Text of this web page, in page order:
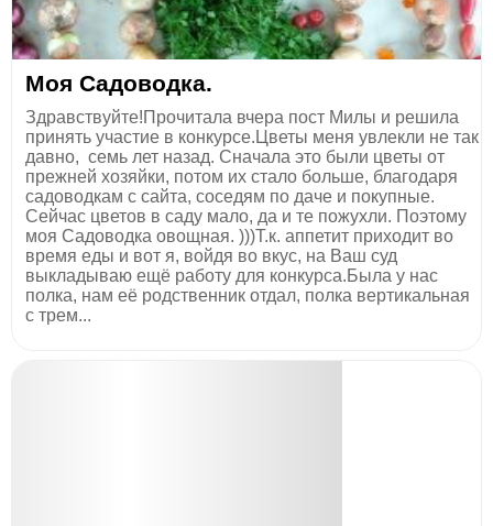
Моя Садоводка.
Здравствуйте!Прочитала вчера пост Милы и решила
принять участие в конкурсе.Цветы меня увлекли не так
давно, семь лет назад. Сначала это были цветы от
прежней хозяйки, потом их стало больше, благодаря
садоводкам с сайта, соседям по даче и покупные.
Сейчас цветов в саду мало, да и те пожухли. Поэтому
моя Садоводка овощная. )))Т.к. аппетит приходит во
время еды и вот я, войдя во вкус, на Ваш суд
выкладываю ещё работу для конкурса.Была у нас
полка, нам её родственник отдал, полка вертикальная
с трем...